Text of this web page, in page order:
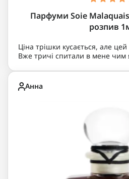
Парфуми Soie
розпив
Ціна трішки кусається, але
Вже тричі спитали в мене чим
Анна